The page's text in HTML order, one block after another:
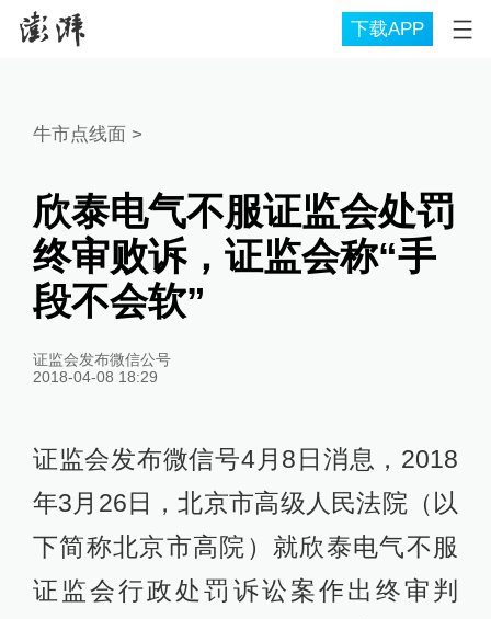
下载APP
牛市点线面>
欣泰电气不服证监会处罚
终审败诉，证监会称“手
段不会软”
证监会发布微信公号
2018-04-08 18:29
证监会发布微信号4月8日消息，2018
年3月26日，北京市高级人民法院（以
下简称北京市高院）就欣泰电气不服
证监会行政处罚诉讼案作出终审判